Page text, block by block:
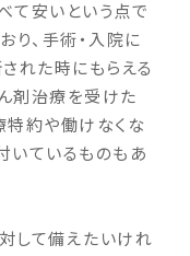
て安いという点で
り、手術・入院に
れた時にもらえる
剤治療を受けた
特約や働けなくな
いているものもあ
して備えたいけれ